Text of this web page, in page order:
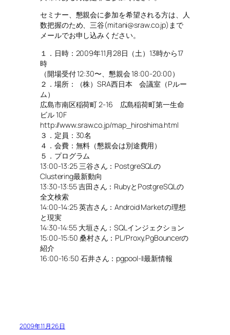
セミナー、懇親会に参加を希望される方は、人
数把握のため、三谷(mitani@sraw.co.jp)まで
メールでお申し込みください。
１．日時：2009年11月28日（土）13時から17
時
（開場受付 12:30〜、懇親会 18:00-20:00）
２．場所：（株）SRA西日本 会議室（Pルー
ム）
広島市南区稲荷町 2-16 広島稲荷町第一生命
ビル 10F
http://www.sraw.co.jp/map_hiroshima.html
３．定員：30名
４．会費：無料（懇親会は別途費用）
５．プログラム
13:00-13:25 三谷さん：PostgreSQLの
Clustering最新動向
13:30-13:55 吉田さん：RubyとPostgreSQLの
全文検索
14:00-14:25 英吉さん：Android Marketの理想
と現実
14:30-14:55 大垣さん：SQLインジェクション
15:00-15:50 桑村さん：PL/Proxy,PgBouncerの
紹介
16:00-16:50 石井さん：pgpool-II最新情報
2009年11月26日